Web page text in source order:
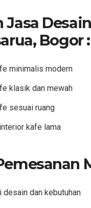
Jasa
Bogor :
minimalis modern
klasik dan mewah
sesuai ruang
kafe lama
desain dan kebutuhan